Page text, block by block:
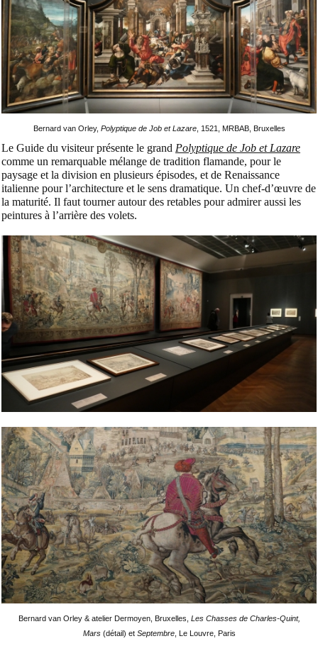
Bernard van Orley, Polyptique de Job et Lazare, 1521, MRBAB, Bruxelles
Le Guide du visiteur présente le grand Polyptique de Job et Lazare
comme un remarquable mélange de tradition flamande, pour le
paysage et la division en plusieurs épisodes, et de Renaissance
italienne pour l’architecture et le sens dramatique. Un chef-d’œuvre de
la maturité. Il faut tourner autour des retables pour admirer aussi les
peintures à l’arrière des volets.
Bernard van Orley & atelier Dermoyen, Bruxelles, Les Chasses de Charles-Quint,
Mars (détail) etSeptembre, Le Louvre, Paris